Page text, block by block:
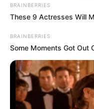
BRAINBERRIES
These 9 Actresses Will
BRAINBERRIES
Some Moments Got Out